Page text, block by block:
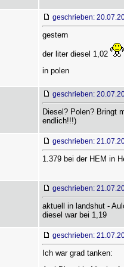
geschrieben:
gestern
der liter diesel 1,02
in polen
geschrieben:
Diesel? Polen? Bringt
endlich!!!)
geschrieben:
1.379 bei der HEM in
geschrieben:
aktuell in landshut -
diesel war bei 1,19
geschrieben:
Ich war grad tanken: